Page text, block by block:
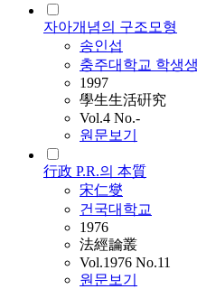
자아개념의 구조모형
송인섭
충주대학교 학생
1997
學生生活硏究
Vol.4 No.-
원문보기
行政 P.R.의 本質
宋仁燮
건국대학교
1976
法經論叢
Vol.1976 No.11
원문보기